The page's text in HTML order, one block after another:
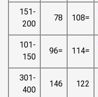
=108
78
151-
200
=114
=96
101-
150
122
146
301-
400